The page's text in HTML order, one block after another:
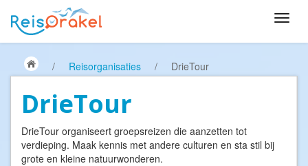
/ Reisorganisaties / DrieTour
DrieTour
DrieTour organiseert groepsreizen die aanzetten tot
verdieping. Maak kennis met andere culturen en sta stil bij
grote en kleine natuurwonderen.